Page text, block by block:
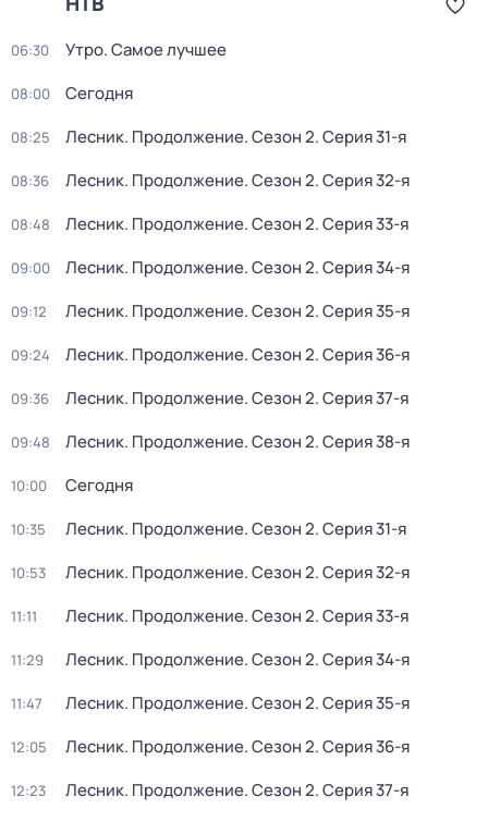
06:30 Утро. Самое лучшее
08:00 Сегодня
08:25 Лесник. Продолжение. Сезон 2. Серия 31-я
08:36 Лесник. Продолжение. Сезон 2. Серия 32-я
08:48 Лесник. Продолжение. Сезон 2. Серия 33-я
09:00 Лесник. Продолжение. Сезон 2. Серия 34-я
09:12 Лесник. Продолжение. Сезон 2. Серия 35-я
09:24 Лесник. Продолжение. Сезон 2. Серия 36-я
09:36 Лесник. Продолжение. Сезон 2. Серия 37-я
09:48 Лесник. Продолжение. Сезон 2. Серия 38-я
10:00 Сегодня
10:35 Лесник. Продолжение. Сезон 2. Серия 31-я
10:53 Лесник. Продолжение. Сезон 2. Серия 32-я
11:11 Лесник. Продолжение. Сезон 2. Серия 33-я
11:29 Лесник. Продолжение. Сезон 2. Серия 34-я
11:47 Лесник. Продолжение. Сезон 2. Серия 35-я
12:05 Лесник. Продолжение. Сезон 2. Серия 36-я
12:23 Лесник. Продолжение. Сезон 2. Серия 37-я